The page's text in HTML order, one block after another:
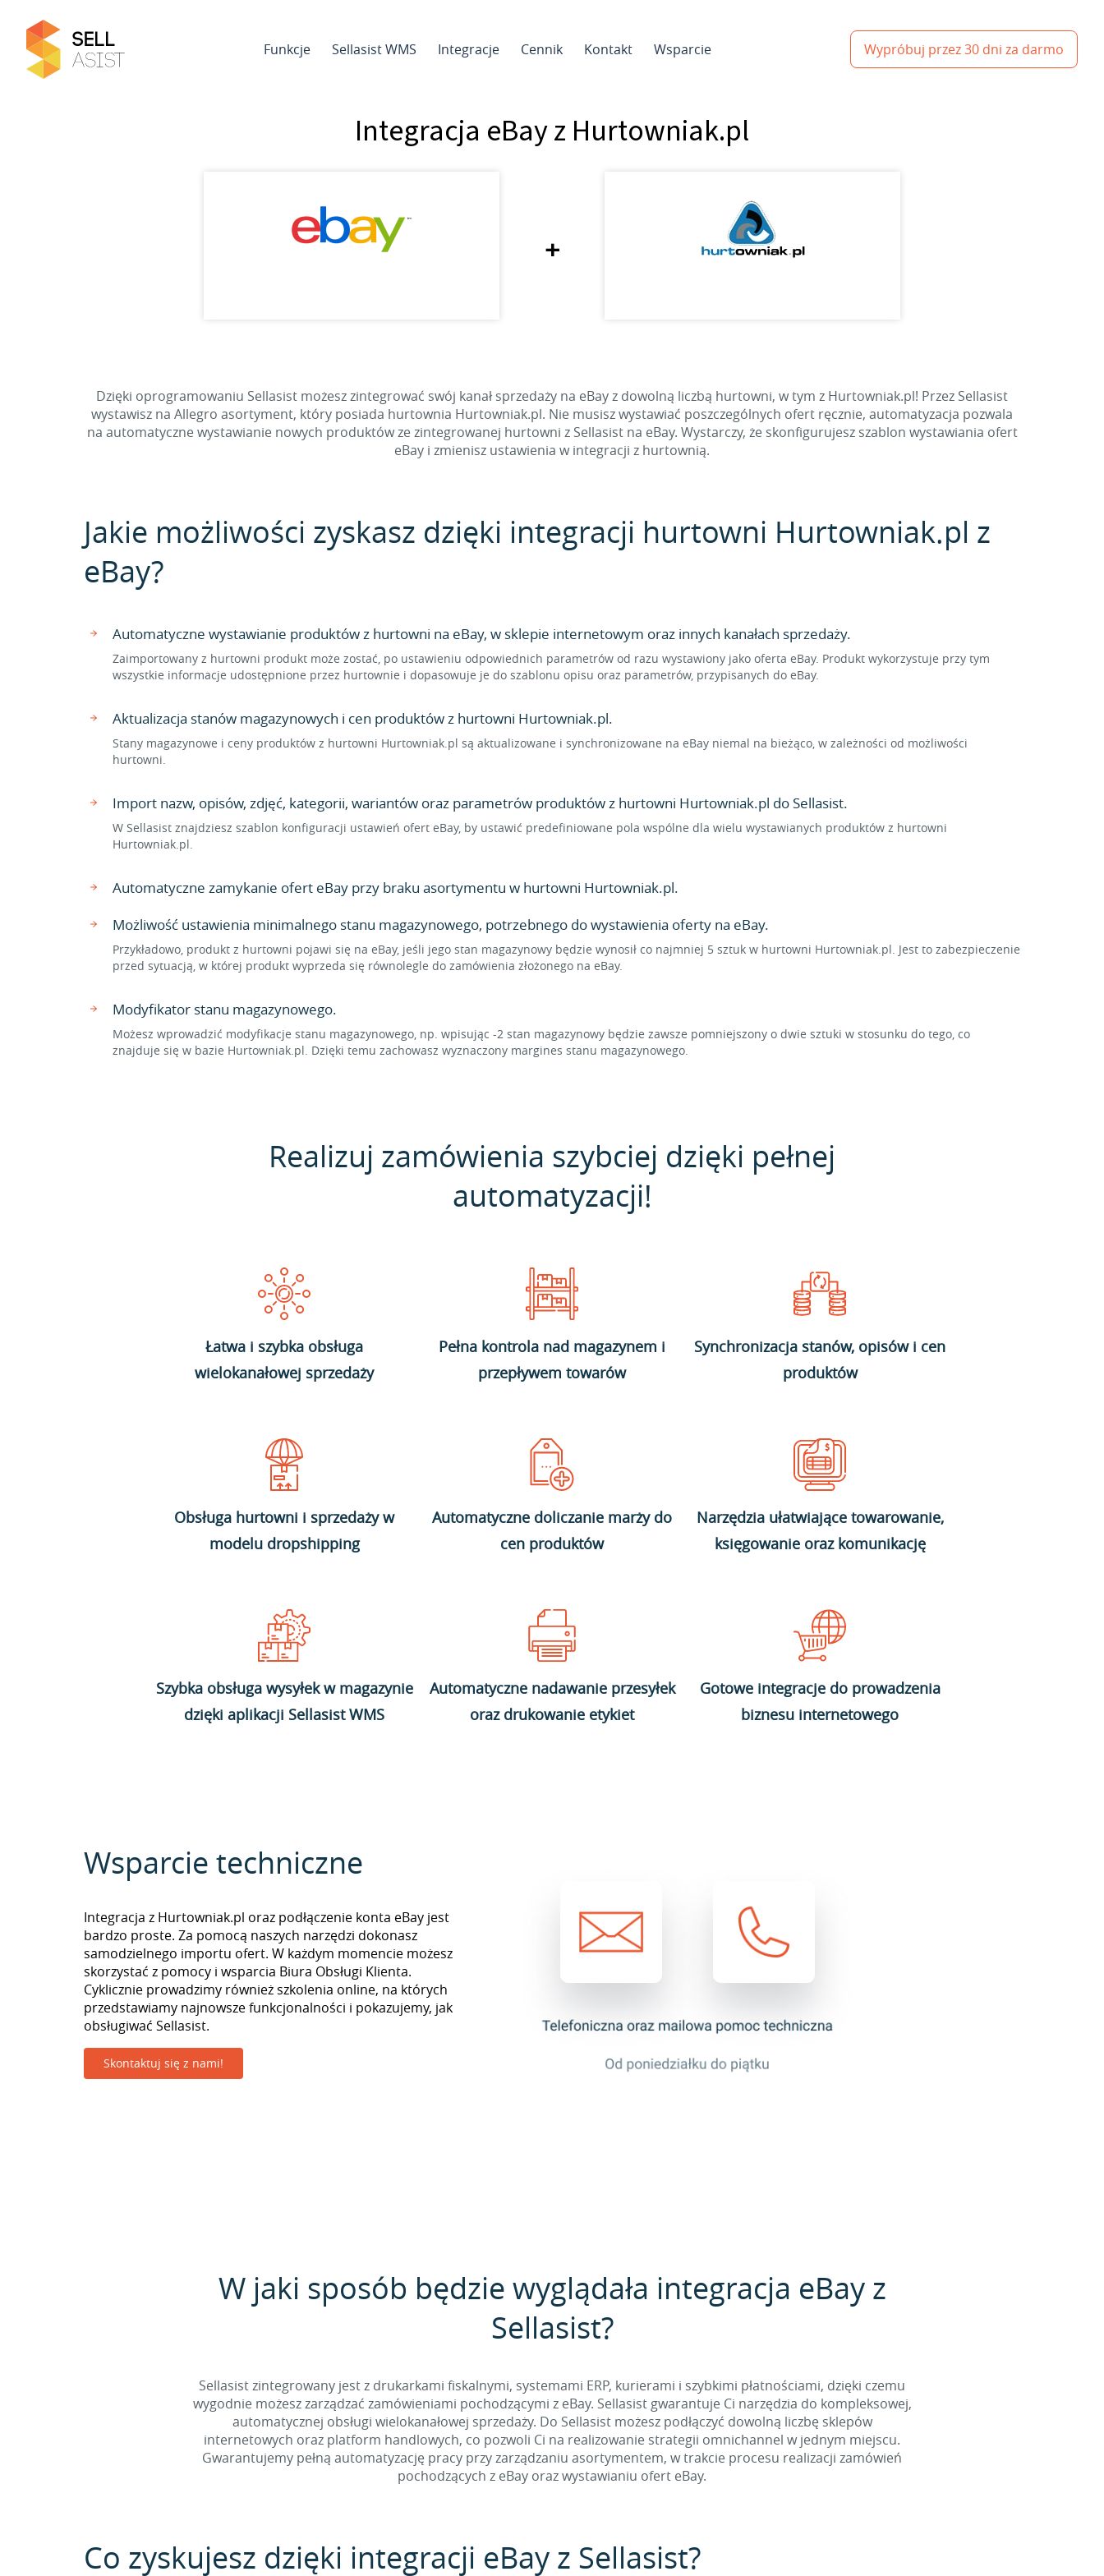
Funkcje Sellasist WMS Integracje Cennik Kontakt Wsparcie Wypróbuj przez 30 dni za darmo
Integracja eBay z Hurtowniak.pl
+
Dzięki oprogramowaniu Sellasist możesz zintegrować swój kanał sprzedaży na eBay z dowolną liczbą hurtowni, w tym z Hurtowniak.pl! Przez Sellasist
wystawisz na Allegro asortyment, który posiada hurtownia Hurtowniak.pl. Nie musisz wystawiać poszczególnych ofert ręcznie, automatyzacja pozwala
na automatyczne wystawianie nowych produktów ze zintegrowanej hurtowni z Sellasist na eBay. Wystarczy, że skonfigurujesz szablon wystawiania ofert
eBay i zmienisz ustawienia w integracji z hurtownią.
Jakie możliwości zyskasz dzięki integracji hurtowni Hurtowniak.pl z
eBay?
Automatyczne wystawianie produktów z hurtowni na eBay, w sklepie internetowym oraz innych kanałach sprzedaży.
Zaimportowany z hurtowni produkt może zostać, po ustawieniu odpowiednich parametrów od razu wystawiony jako oferta eBay. Produkt wykorzystuje przy tym
wszystkie informacje udostępnione przez hurtownie i dopasowuje je do szablonu opisu oraz parametrów, przypisanych do eBay.
Aktualizacja stanów magazynowych i cen produktów z hurtowni Hurtowniak.pl.
Stany magazynowe i ceny produktów z hurtowni Hurtowniak.pl są aktualizowane i synchronizowane na eBay niemal na bieżąco, w zależności od możliwości
hurtowni.
Import nazw, opisów, zdjęć, kategorii, wariantów oraz parametrów produktów z hurtowni Hurtowniak.pl do Sellasist.
W Sellasist znajdziesz szablon konfiguracji ustawień ofert eBay, by ustawić predefiniowane pola wspólne dla wielu wystawianych produktów z hurtowni
Hurtowniak.pl.
Automatyczne zamykanie ofert eBay przy braku asortymentu w hurtowni Hurtowniak.pl.
Możliwość ustawienia minimalnego stanu magazynowego, potrzebnego do wystawienia oferty na eBay.
Przykładowo, produkt z hurtowni pojawi się na eBay, jeśli jego stan magazynowy będzie wynosił co najmniej 5 sztuk w hurtowni Hurtowniak.pl. Jest to zabezpieczenie
przed sytuacją, w której produkt wyprzeda się równolegle do zamówienia złożonego na eBay.
Modyfikator stanu magazynowego.
Możesz wprowadzić modyfikacje stanu magazynowego, np. wpisując -2 stan magazynowy będzie zawsze pomniejszony o dwie sztuki w stosunku do tego, co
znajduje się w bazie Hurtowniak.pl. Dzięki temu zachowasz wyznaczony margines stanu magazynowego.
Realizuj zamówienia szybciej dzięki pełnej
automatyzacji!
Łatwa i szybka obsługa
wielokanałowej sprzedaży
Pełna kontrola nad magazynem i
przepływem towarów
Synchronizacja stanów, opisów i cen
produktów
Obsługa hurtowni i sprzedaży w
modelu dropshipping
Automatyczne doliczanie marży do
cen produktów
Narzędzia ułatwiające towarowanie,
księgowanie oraz komunikację
Szybka obsługa wysyłek w magazynie
dzięki aplikacji Sellasist WMS
Automatyczne nadawanie przesyłek
oraz drukowanie etykiet
Gotowe integracje do prowadzenia
biznesu internetowego
Wsparcie techniczne
Integracja z Hurtowniak.pl oraz podłączenie konta eBay jest
bardzo proste. Za pomocą naszych narzędzi dokonasz
samodzielnego importu ofert. W każdym momencie możesz
skorzystać z pomocy i wsparcia Biura Obsługi Klienta.
Cyklicznie prowadzimy również szkolenia online, na których
przedstawiamy najnowsze funkcjonalności i pokazujemy, jak
obsługiwać Sellasist.
Skontaktuj się z nami!
W jaki sposób będzie wyglądała integracja eBay z
Sellasist?
Sellasist zintegrowany jest z drukarkami fiskalnymi, systemami ERP, kurierami i szybkimi płatnościami, dzięki czemu
wygodnie możesz zarządzać zamówieniami pochodzącymi z eBay. Sellasist gwarantuje Ci narzędzia do kompleksowej,
automatycznej obsługi wielokanałowej sprzedaży. Do Sellasist możesz podłączyć dowolną liczbę sklepów
internetowych oraz platform handlowych, co pozwoli Ci na realizowanie strategii omnichannel w jednym miejscu.
Gwarantujemy pełną automatyzację pracy przy zarządzaniu asortymentem, w trakcie procesu realizacji zamówień
pochodzących z eBay oraz wystawianiu ofert eBay.
Co zyskujesz dzięki integracji eBay z Sellasist?